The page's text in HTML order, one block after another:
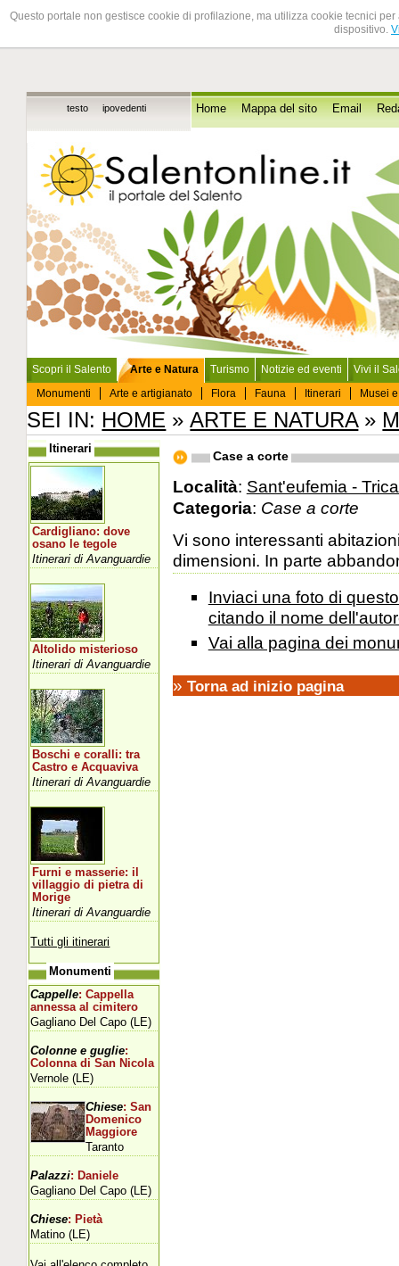
Questo portale non gestisce cookie di profilazione, ma utilizza cookie tecnici
dispositivo.
testo ipovedenti Home Mappa del sito Email
Scopri il Salento
Arte e Natura
Monumenti
Arte e artigianato Flora Fauna Itinerari Musei
Turismo Notizie ed eventi Vivi il
SEI IN: HOME »ARTE E NATURA»
Case a corte
Località: Sant'eufemia -
Categoria: Case a corte
Vi sono interessanti
dimensioni. In parte
Inviaci una foto di
citando il nome
Vai alla pagina dei
» Torna ad inizio pagina
Itinerari
Cardigliano: dove
osano le tegole
Itinerari di Avanguardie
Altolido misterioso
Itinerari di Avanguardie
Boschi e coralli: tra
Castro e Acquaviva
Itinerari di Avanguardie
Furni e masserie: il
villaggio di pietra di
Morige
Itinerari di Avanguardie
Tutti gli itinerari
Monumenti
Cappelle: Cappella
annessa al cimitero
Gagliano Del Capo (LE)
Colonne e guglie:
Colonna di San Nicola
Vernole (LE)
Chiese: San
Domenico
Maggiore
Taranto
Palazzi: Daniele
Gagliano Del Capo (LE)
Chiese: Pietà
Matino (LE)